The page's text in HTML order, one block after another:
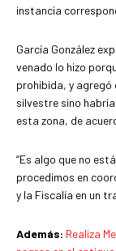
instancia
García González
venado lo hizo
prohibida, y agregó
silvestre sino
esta zona, de
“Es algo que no
procedimos en
y la Fiscalía en un
Además: Realiza